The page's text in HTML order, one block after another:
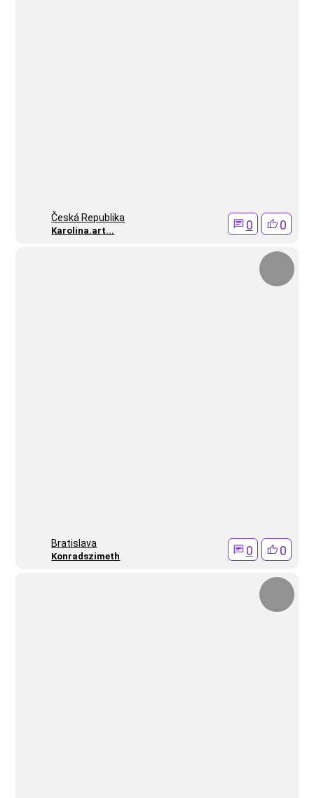
Česká Republika
Karolina.art... 0 0
Bratislava
Konradszimeth 0 0